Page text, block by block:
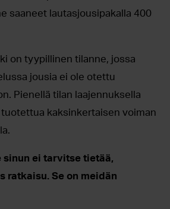
saaneet lautasjousipakalla 400
on tyypillinen tilanne, jossa
jousia ei ole otettu
Pienellä tilan laajennuksella
kaksinkertaisen voiman
sinun ei tarvitse tietää,
ratkaisu. Se on meidän